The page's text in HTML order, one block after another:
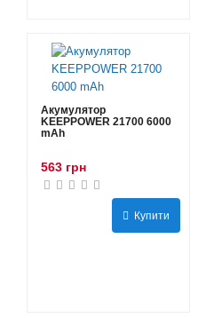
Акумулятор
KEEPPOWER 21700 6000
mAh
563 грн
Купити